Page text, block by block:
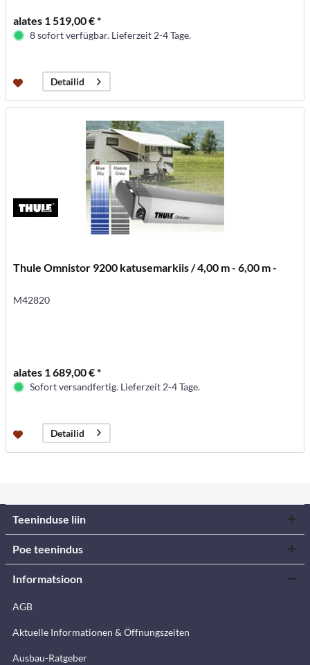
alates 1 519,00 € *
8 sofort verfügbar. Lieferzeit 2-4 Tage.
Detailid
Thule Omnistor 9200 katusemarkiis / 4,00 m - 6,00 m -
M42820
alates 1 689,00 € *
Sofort versandfertig. Lieferzeit 2-4 Tage.
Detailid
Teeninduse liin
Poe teenindus
Informatsioon
AGB
Aktuelle Informationen & Öffnungszeiten
Ausbau-Ratgeber